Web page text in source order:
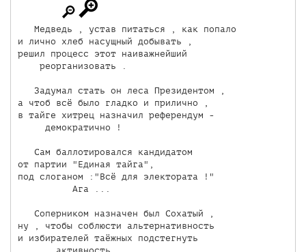
   Медведь , устав питаться , как попало
и лично хлеб насущный добывать ,
решил процесс этот наиважнейший
    реорганизовать .
   Задумал стать он леса Президентом ,
а чтоб всё было гладко и прилично ,
в тайге хитрец назначил референдум -
     демократично !
   Сам баллотировался кандидатом
от партии "Единая тайга",
под слоганом :"Всё для электората !"
          Ага ...
   Соперником назначен был Сохатый ,
ну , чтобы соблюсти альтернативность
и избирателей таёжных подстегнуть
       активность .